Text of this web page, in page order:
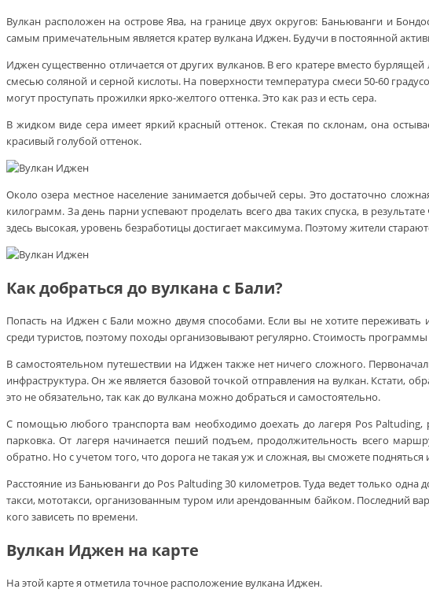
Вулкан расположен на острове Ява, на границе двух округов: Баньюванги и
самым примечательным является кратер вулкана Иджен. Будучи в постоянной
Иджен существенно отличается от других вулканов. В его кратере вместо
смесью соляной и серной кислоты. На поверхности температура смеси 50-60
могут проступать прожилки ярко-желтого оттенка. Это как раз и есть сера.
В жидком виде сера имеет яркий красный оттенок. Стекая по склонам, она
красивый голубой оттенок.
Около озера местное население занимается добычей серы. Это достаточно
килограмм. За день парни успевают проделать всего два таких спуска, в
здесь высокая, уровень безработицы достигает максимума. Поэтому жители
Как добраться до вулкана с Бали?
Попасть на Иджен с Бали можно двумя способами. Если вы не хотите
среди туристов, поэтому походы организовывают регулярно. Стоимость
В самостоятельном путешествии на Иджен также нет ничего сложного.
инфраструктура. Он же является базовой точкой отправления на вулкан. Кстати,
это не обязательно, так как до вулкана можно добраться и самостоятельно.
С помощью любого транспорта вам необходимо доехать до лагеря Pos Paltuding,
парковка. От лагеря начинается пеший подъем, продолжительность всего
обратно. Но с учетом того, что дорога не такая уж и сложная, вы сможете
Расстояние из Баньюванги до Pos Paltuding 30 километров. Туда ведет только
такси, мототакси, организованным туром или арендованным байком. Последний
кого зависеть по времени.
Вулкан Иджен на карте
На этой карте я отметила точное расположение вулкана Иджен.